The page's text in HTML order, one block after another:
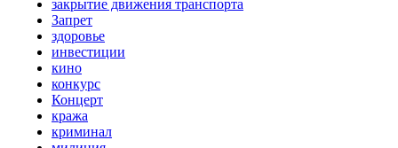
закрытие движения транспорта
Запрет
здоровье
инвестиции
кино
конкурс
Концерт
кража
криминал